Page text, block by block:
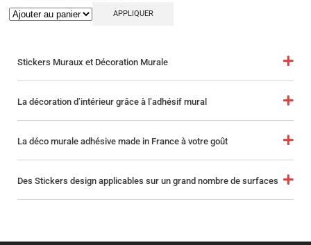
APPLIQUER
Stickers Muraux et Décoration Murale
La décoration d’intérieur grâce à l’adhésif mural
La déco murale adhésive made in France à votre goût
Des Stickers design applicables sur un grand nombre de surfaces